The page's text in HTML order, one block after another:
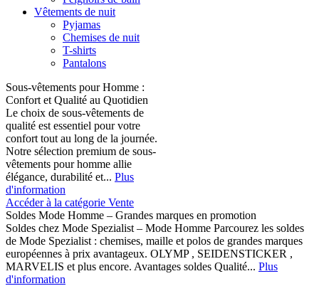
Vêtements de nuit
Pyjamas
Chemises de nuit
T-shirts
Pantalons
Sous-vêtements pour Homme :
Confort et Qualité au Quotidien
Le choix de sous-vêtements de
qualité est essentiel pour votre
confort tout au long de la journée.
Notre sélection premium de sous-
vêtements pour homme allie
élégance, durabilité et... Plus
d'information
Accéder à la catégorie Vente
Soldes Mode Homme – Grandes marques en promotion
Soldes chez Mode Spezialist – Mode Homme Parcourez les soldes
de Mode Spezialist : chemises, maille et polos de grandes marques
européennes à prix avantageux. OLYMP , SEIDENSTICKER ,
MARVELIS et plus encore. Avantages soldes Qualité... Plus
d'information